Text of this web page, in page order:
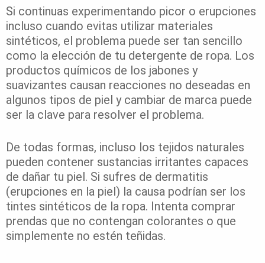
Si continuas experimentando picor o erupciones
incluso cuando evitas utilizar materiales
sintéticos, el problema puede ser tan sencillo
como la elección de tu detergente de ropa. Los
productos químicos de los jabones y
suavizantes causan reacciones no deseadas en
algunos tipos de piel y cambiar de marca puede
ser la clave para resolver el problema.
De todas formas, incluso los tejidos naturales
pueden contener sustancias irritantes capaces
de dañar tu piel. Si sufres de dermatitis
(erupciones en la piel) la causa podrían ser los
tintes sintéticos de la ropa. Intenta comprar
prendas que no contengan colorantes o que
simplemente no estén teñidas.